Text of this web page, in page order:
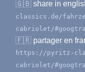
🇬🇧 share in
classics.de/
cabriolet/
🇫🇷 partager en
https://pyritz-
cabriolet/